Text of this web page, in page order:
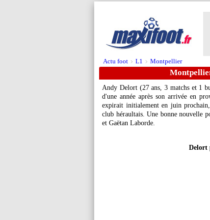
Actu foot > L1 > Montpellier
Andy Delort(27 ans, 3 matchs et 1
d'une année après son arrivée en
expirait initialement en juin
club héraultais. Une bonne nouvelle
et Gaëtan Laborde.
Delort